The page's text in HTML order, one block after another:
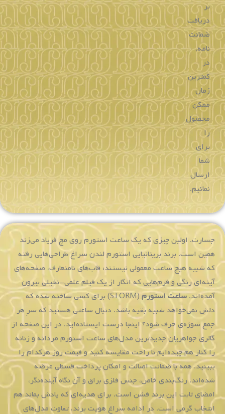
بر
دریافت
ضمانت
نامه،
در
کمترین
زمان
ممکن
محصول
را
برای
شما
ارسال
نمائیم.
جسارت. اولین چیزی که یک ساعت استورم روی مچ فریاد می‌زند
همین است. برند بریتانیایی استورم لندن سراغ طراحی‌هایی رفته
که شبیه هیچ ساعت معمولی نیستند: قاب‌های نامتعارف، صفحه‌های
آینه‌ای رنگی و فرم‌هایی که انگار از یک فیلم علمی-تخیلی بیرون
آمده‌اند.ساعت استورم
(STORM) برای کسی ساخته شده که
دلش نمی‌خواهد شبیه بقیه باشد. دنبال ساعتی هستید که سرِ هر
جمع سوژه‌ی حرف شود؟ اینجا درست ایستاده‌اید. در این صفحه از
گالری جواهریان جدیدترین مدل‌های ساعت استورم مردانه و زنانه
را کنار هم چیده‌ایم تا راحت مقایسه کنید و قیمت روز هرکدام را
ببینید. همه با ضمانت اصالت و امکان پرداخت قسطی عرضه
شده‌اند. رنگ‌بندی خاص، جنس فلزی براق و آن نگاه آینده‌نگر،
امضای ثابت این برند فشن است. برای هدیه‌ای که یادش بماند هم
انتخاب گرمی است. در ادامه سراغ هویت برند، تفاوت مدل‌های